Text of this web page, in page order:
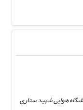
هوایی شهید ستاری